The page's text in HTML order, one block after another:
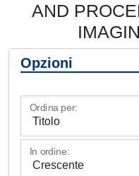
AND
Opzioni
Ordina per:
In ordine: